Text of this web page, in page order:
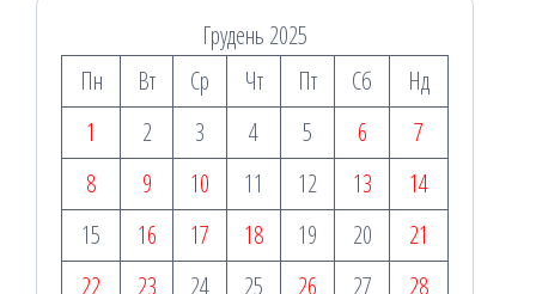
Грудень 2025
Пн
Вт Ср Чт Пт Сб
Нд
1
2 3 4 5 6
7
8
9 10 11 12 13
14
15
16 17 18 19 20
21
22
23 24 25 26 27 28